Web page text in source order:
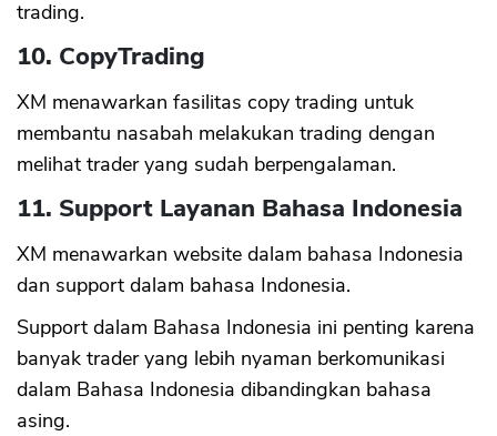
trading.
10. CopyTrading
XM menawarkan fasilitas copy trading untuk
membantu nasabah melakukan trading dengan
melihat trader yang sudah berpengalaman.
11. Support Layanan Bahasa Indonesia
XM menawarkan website dalam bahasa Indonesia
dan support dalam bahasa Indonesia.
Support dalam Bahasa Indonesia ini penting karena
banyak trader yang lebih nyaman berkomunikasi
dalam Bahasa Indonesia dibandingkan bahasa
asing.